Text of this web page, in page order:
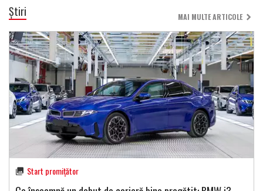
Știri MAI MULTE ARTICOLE
Start promițător